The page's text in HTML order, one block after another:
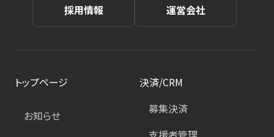
採用情報 運営会社
トップページ
お知らせ
決済/CRM
募集決済